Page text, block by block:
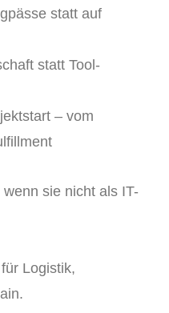
statt auf
statt Tool-
– vom
sie nicht als IT-
Logistik,